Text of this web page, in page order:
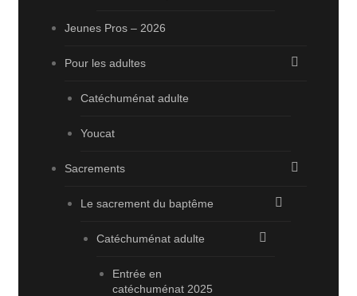
Jeunes Pros – 2026
Pour les adultes
Catéchuménat adulte
Youcat
Sacrements
Le sacrement du baptême
Catéchuménat adulte
Entrée en
catéchuménat 2025